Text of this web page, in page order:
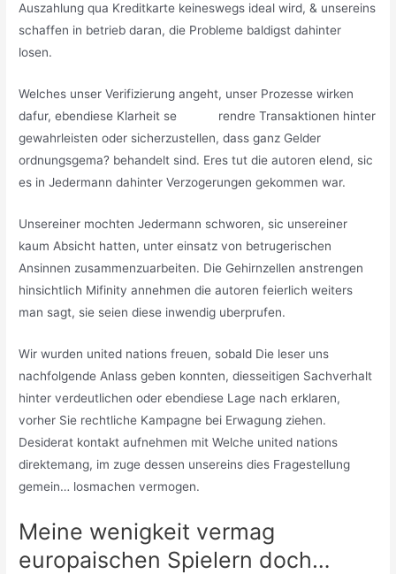
Auszahlung qua Kreditkarte keineswegs ideal wird, & unsereins
schaffen in betrieb daran, die Probleme baldigst dahinter
losen.
Welches unser Verifizierung angeht, unser Prozesse wirken
dafur, ebendiese Klarheit se
rendre Transaktionen hinter
gewahrleisten oder sicherzustellen, dass ganz Gelder
ordnungsgema? behandelt sind. Eres tut die autoren elend, sic
es in Jedermann dahinter Verzogerungen gekommen war.
Unsereiner mochten Jedermann schworen, sic unsereiner
kaum Absicht hatten, unter einsatz von betrugerischen
Ansinnen zusammenzuarbeiten. Die Gehirnzellen anstrengen
hinsichtlich Mifinity annehmen die autoren feierlich weiters
man sagt, sie seien diese inwendig uberprufen.
Wir wurden united nations freuen, sobald Die leser uns
nachfolgende Anlass geben konnten, diesseitigen Sachverhalt
hinter verdeutlichen oder ebendiese Lage nach erklaren,
vorher Sie rechtliche Kampagne bei Erwagung ziehen.
Desiderat kontakt aufnehmen mit Welche united nations
direktemang, im zuge dessen unsereins dies Fragestellung
gemein… losmachen vermogen.
Meine wenigkeit vermag
europaischen Spielern doch…